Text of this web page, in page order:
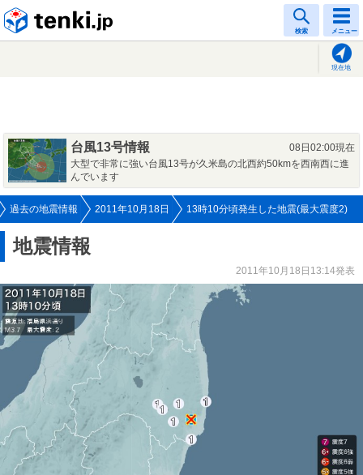
検索 メニュー
現在地
台風13号情報
08日02:00現在
大型で非常に強い台風13号が久米島の北西約50kmを西南西に進
んでいます
過去の地震情報 2011年10月18日 13時10分頃発生した地震(最大震度2)
地震情報
2011年10月18日13:14発表